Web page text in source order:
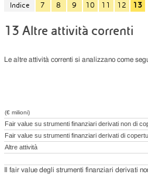
Indice 7 8 9 10 11 12 13
13 Altre attività correnti
Le altre attività correnti si analizzano come
(€ milioni)
Fair value su strumenti finanziari derivati non di
Fair value su strumenti finanziari derivati di
Altre attività
Il fair value degli strumenti finanziari derivati